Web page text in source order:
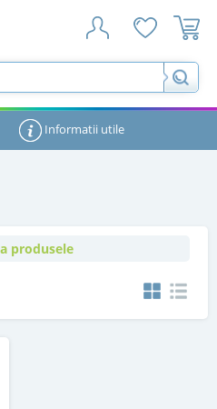
Informatii utile
produsele